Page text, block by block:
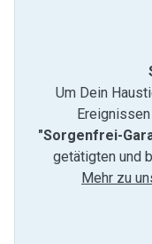
Um Dein
"Sorgenfrei-
getätigten und
Mehr zu